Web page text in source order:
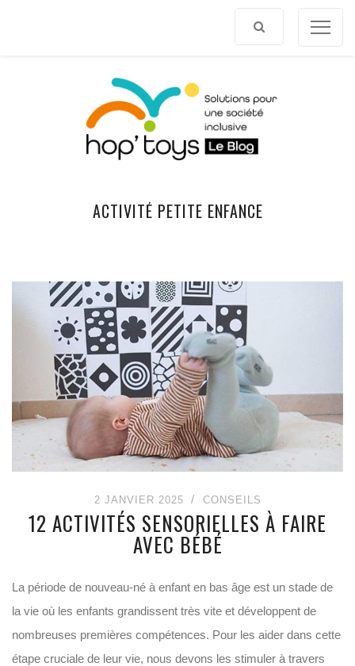
ACTIVITÉ PETITE ENFANCE
2 JANVIER 2025 CONSEILS
12 ACTIVITÉS SENSORIELLES À FAIRE
AVEC BÉBÉ
La période de nouveau-né à enfant en bas âge est un stade de
la vie où les enfants grandissent très vite et développent de
nombreuses premières compétences. Pour les aider dans cette
étape cruciale de leur vie, nous devons les stimuler à travers